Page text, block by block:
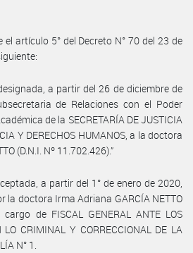
el artículo 5° del Decreto N° 70 del 23 de
a partir del 26 de diciembre de
de Relaciones con el Poder
de la SECRETARÍA DE JUSTICIA
Y DERECHOS HUMANOS, a la doctora
(D.N.I. Nº 11.702.426).”
a partir del 1° de enero de 2020,
la doctora Irma Adriana GARCÍA NETTO
de FISCAL GENERAL ANTE LOS
LO CRIMINAL Y CORRECCIONAL DE LA
N° 1.